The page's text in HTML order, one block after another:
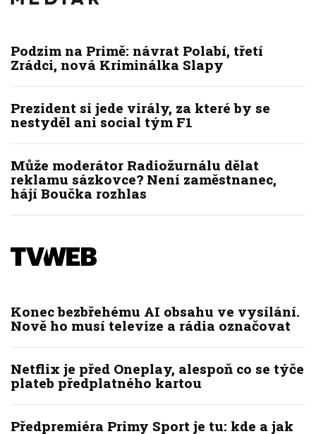
Podzim na Primě: návrat Polabí, třetí
Zrádci, nová Kriminálka Slapy
Prezident si jede virály, za které by se
nestyděl ani social tým F1
Může moderátor Radiožurnálu dělat
reklamu sázkovce? Není zaměstnanec,
hájí Boučka rozhlas
Konec bezbřehému AI obsahu ve vysílání.
Nově ho musí televize a rádia označovat
Netflix je před Oneplay, alespoň co se týče
plateb předplatného kartou
Předpremiéra Primy Sport je tu: kde a jak